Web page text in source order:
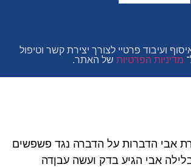
פרטיי לצורך יצירת קשר וטיפול
הפרטיותשל האתר.
על הדברה נגד פשפשים
הגיע בדק ועשה עבןדה